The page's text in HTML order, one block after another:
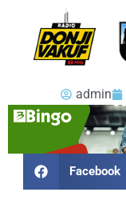
admin
Facebook